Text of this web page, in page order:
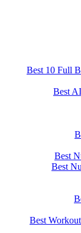
Best 10 Full
Best
Best
Best
Best